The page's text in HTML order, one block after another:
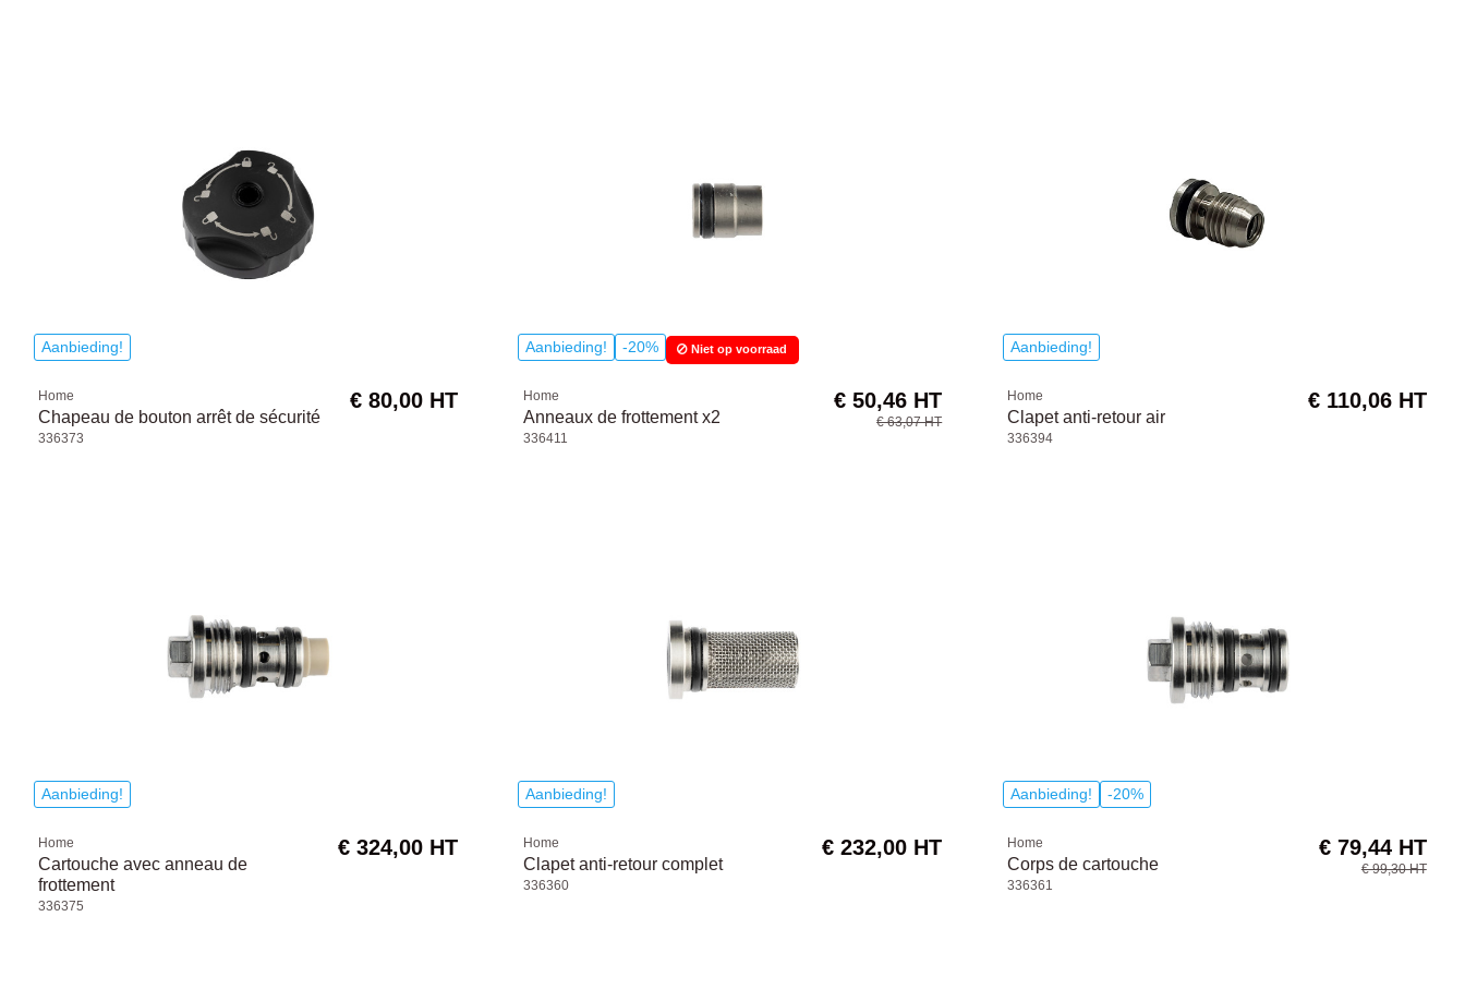
Aanbieding!
Home
Chapeau de bouton arrêt de sécurité
336373
€ 80,00 HT
Aanbieding! -20% Niet op voorraad
Home
Anneaux de frottement x2
336411
€ 50,46 HT
€ 63,07 HT
Aanbieding!
Home
Clapet anti-retour air
336394
€ 110,06 HT
Aanbieding!
Home
Cartouche avec anneau de
frottement
336375
€ 324,00 HT
Aanbieding!
Home
Clapet anti-retour complet
336360
€ 232,00 HT
Aanbieding! -20%
Home
Corps de cartouche
336361
€ 79,44 HT
€ 99,30 HT